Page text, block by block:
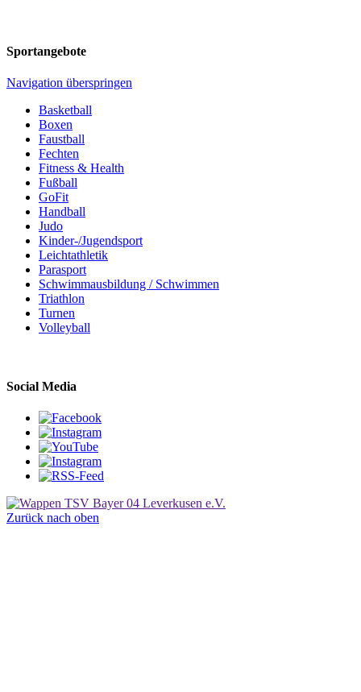
Sportangebote
Navigation überspringen
Basketball
Boxen
Faustball
Fechten
Fitness & Health
Fußball
GoFit
Handball
Judo
Kinder-/Jugendsport
Leichtathletik
Parasport
Schwimmausbildung / Schwimmen
Triathlon
Turnen
Volleyball
Social Media
Zurück nach oben